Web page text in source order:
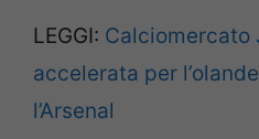
LEGGI: Calciomercato
accelerata per
l’Arsenal